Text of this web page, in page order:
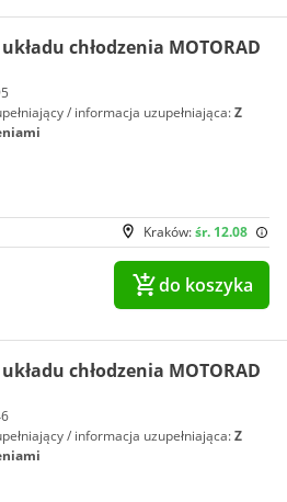
chłodzenia MOTORAD
/ informacja uzupełniająca:Z
Kraków:śr. 12.08
do koszyka
chłodzenia MOTORAD
/ informacja uzupełniająca:Z